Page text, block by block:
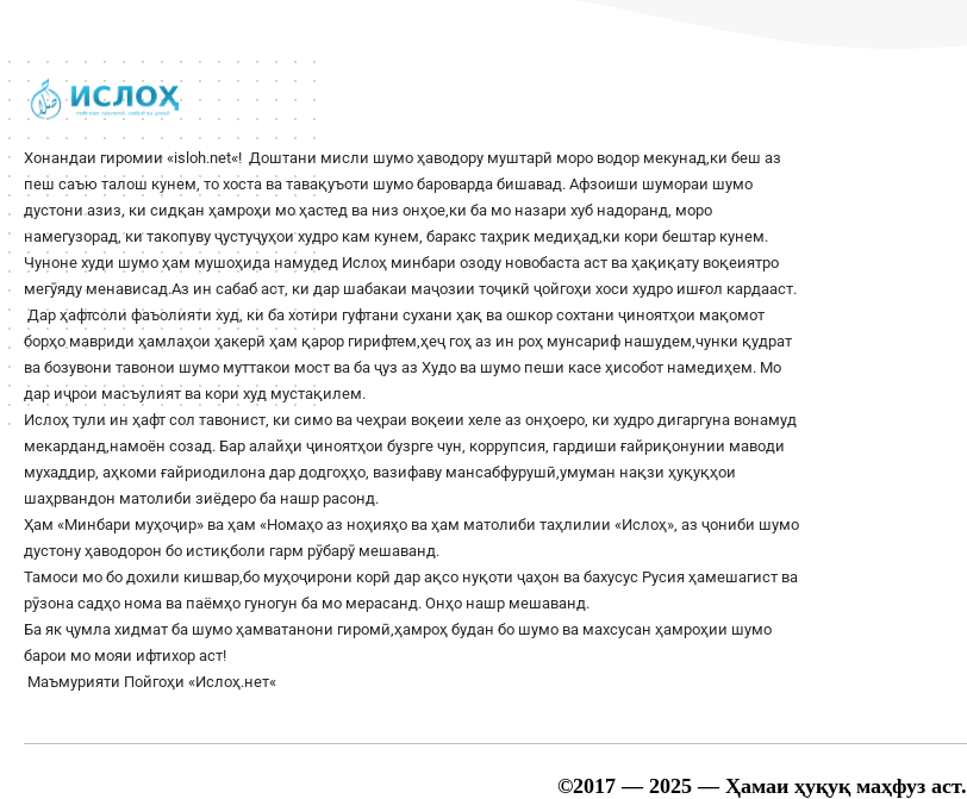
Хонандаи гиромии «isloh.net«! Доштани мисли шумо ҳаводору муштарӣ моро водор мекунад,ки беш аз
пеш саъю талош кунем, то хоста ва тавақуъоти шумо бароварда бишавад. Афзоиши шумораи шумо
дустони азиз, ки сидқан ҳамроҳи мо ҳастед ва низ онҳое,ки ба мо назари хуб надоранд, моро
намегузорад, ки такопуву ҷустуҷуҳои худро кам кунем, баракс таҳрик медиҳад,ки кори бештар кунем.
Чуноне худи шумо ҳам мушоҳида намудед Ислоҳ минбари озоду новобаста аст ва ҳақиқату воқеиятро
мегӯяду менависад.Аз ин сабаб аст, ки дар шабакаи маҷозии тоҷикӣ ҷойгоҳи хоси худро ишғол кардааст.
Дар ҳафтсоли фаъолияти худ, ки ба хотири гуфтани сухани ҳақ ва ошкор сохтани ҷиноятҳои мақомот
борҳо мавриди ҳамлаҳои ҳакерӣ ҳам қарор гирифтем,ҳеҷ гоҳ аз ин роҳ мунсариф нашудем,чунки қудрат
ва бозувони тавонои шумо муттакои мост ва ба ҷуз аз Худо ва шумо пеши касе ҳисобот намедиҳем. Мо
дар иҷрои масъулият ва кори худ мустақилем.
Ислоҳ тули ин ҳафт сол тавонист, ки симо ва чеҳраи воқеии хеле аз онҳоеро, ки худро дигаргуна вонамуд
мекарданд,намоён созад. Бар алайҳи ҷиноятҳои бузрге чун, коррупсия, гардиши ғайриқонунии маводи
мухаддир, аҳкоми ғайриодилона дар додгоҳҳо, вазифаву мансабфурушӣ,умуман нақзи ҳуқуқҳои
шаҳрвандон матолиби зиёдеро ба нашр расонд.
Ҳам «Минбари муҳоҷир» ва ҳам «Номаҳо аз ноҳияҳо ва ҳам матолиби таҳлилии «Ислоҳ», аз ҷониби шумо
дустону ҳаводорон бо истиқболи гарм рӯбарӯ мешаванд.
Тамоси мо бо дохили кишвар,бо муҳоҷирони корӣ дар ақсо нуқоти ҷаҳон ва бахусус Русия ҳамешагист ва
рӯзона садҳо нома ва паёмҳо гуногун ба мо мерасанд. Онҳо нашр мешаванд.
Ба як ҷумла хидмат ба шумо ҳамватанони гиромӣ,ҳамроҳ будан бо шумо ва махсусан ҳамроҳии шумо
барои мо мояи ифтихор аст!
Маъмурияти Пойгоҳи «Ислоҳ.нет«
©2017 — 2025 — Ҳамаи ҳуқуқ маҳфуз аст.